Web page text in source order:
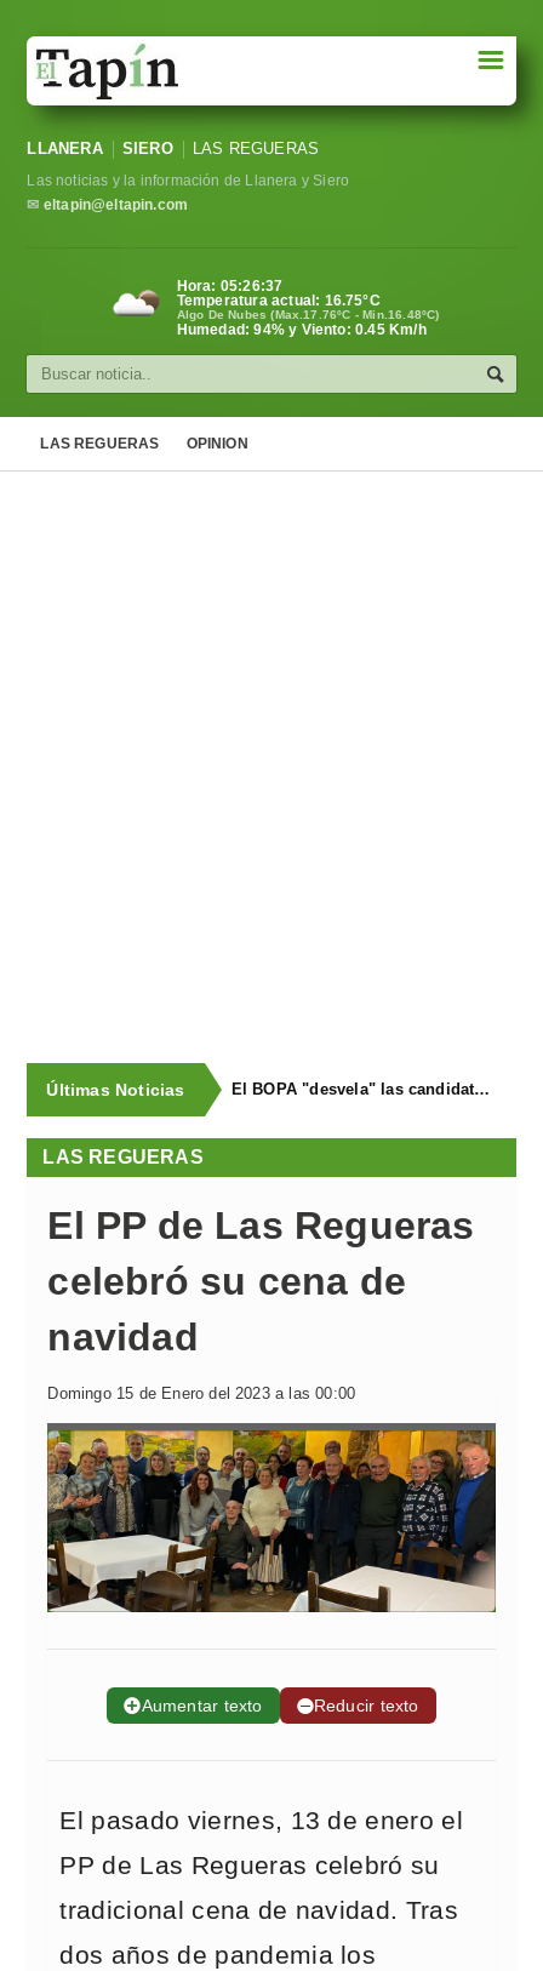
Sociedad
Política
Cultura
☰
LLANERA SIERO LAS REGUERAS
Las noticias y la información de Llanera y Siero
✉ eltapin@eltapin.com
Hora: 05:26:37
Temperatura actual: 16.75°C
Algo De Nubes (Max.17.76ºC - Min.16.48ºC)
Humedad: 94% y Viento: 0.45 Km/h
LAS REGUERAS OPINION
Últimas Noticias El BOPA "desvela" las candidaturas en Las Regueras para el 28 de mayo
LAS REGUERAS
El PP de Las Regueras
celebró su cena de
navidad
Domingo 15 de Enero del 2023 a las 00:00
➕Aumentar texto ➖Reducir texto
El pasado viernes, 13 de enero el
PP de Las Regueras celebró su
tradicional cena de navidad. Tras
dos años de pandemia los